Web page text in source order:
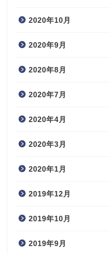
2020年10月
2020年9月
2020年8月
2020年7月
2020年4月
2020年3月
2020年1月
2019年12月
2019年10月
2019年9月